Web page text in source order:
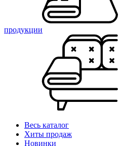
продукции
Весь каталог
Хиты продаж
Новинки